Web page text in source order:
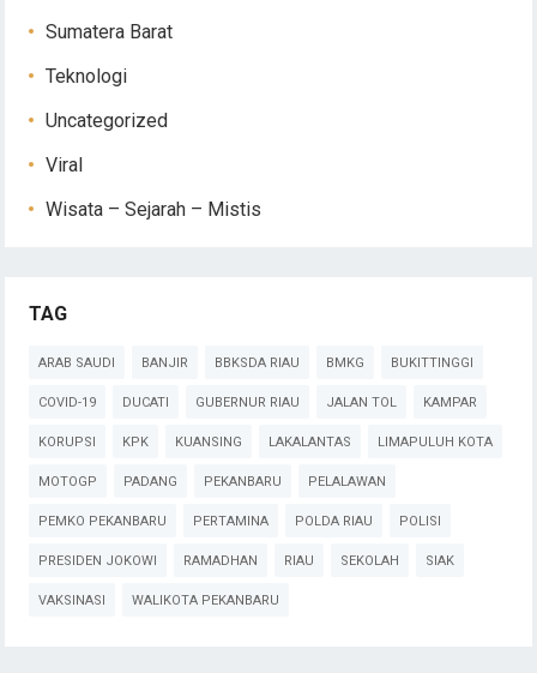
Sumatera Barat
Teknologi
Uncategorized
Viral
Wisata – Sejarah – Mistis
TAG
ARAB SAUDI BANJIR BBKSDA RIAU BMKG BUKITTINGGI
COVID-19 DUCATI GUBERNUR RIAU JALAN TOL KAMPAR
KORUPSI KPK KUANSING LAKALANTAS LIMAPULUH KOTA
MOTOGP PADANG PEKANBARU PELALAWAN
PEMKO PEKANBARU PERTAMINA POLDA RIAU POLISI
PRESIDEN JOKOWI RAMADHAN RIAU SEKOLAH SIAK
VAKSINASI WALIKOTA PEKANBARU